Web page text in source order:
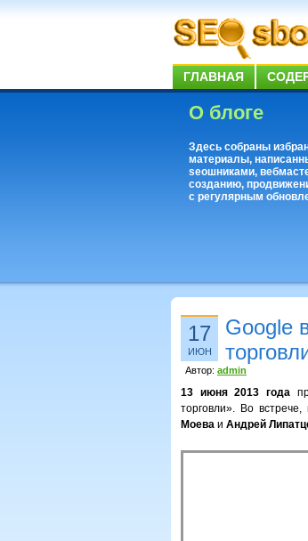
ГЛАВНАЯ
О блоге
Здесь собраны
материалы,
seoшниками,
созданию,
с регулярным
17
ИЮН
Google
Автор: admin
13 июня 2013 года
торговли». Во
Моева и Андрей